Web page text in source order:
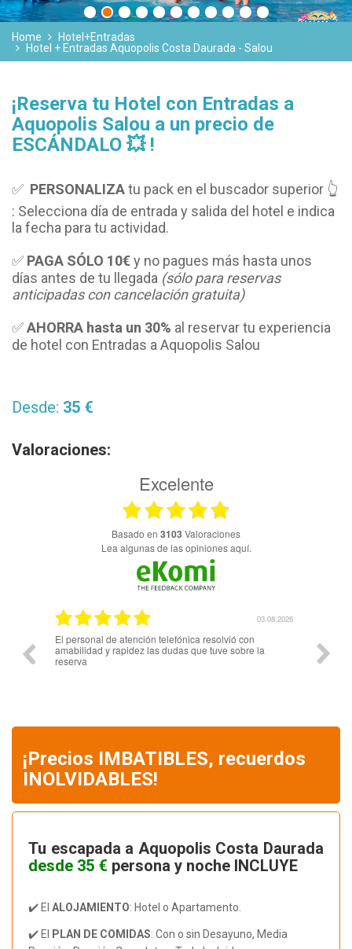
Home
Hotel+Entradas
Hotel + Entradas Aquopolis Costa Daurada - Salou
¡Reserva tu Hotel con Entradas a
Aquopolis Salou a un precio de
ESCÁNDALO 💥 !
✅ PERSONALIZAtu pack en el buscador superior 👆
: Selecciona día de entrada y salida del hotel e indica
la fecha para tu actividad.
✅ PAGA SÓLO 10€ y no pagues más hasta unos
días antes de tu llegada (sólo para reservas
anticipadas con cancelación gratuita)
✅AHORRA hasta un 30% al reservar tu experiencia
de hotel con Entradas a Aquopolis Salou
Desde: 35 €
Valoraciones:
Excelente
basado en 3103 Valoraciones
Lea algunas de las opiniones aquí.
03.08.2026
El personal de atención telefónica resolvió con
amabilidad y rapidez las dudas que tuve sobre la
reserva
¡Precios IMBATIBLES, recuerdos
INOLVIDABLES!
Tu escapada a Aquopolis Costa Daurada
desde 35 € persona y noche INCLUYE
✔️ El ALOJAMIENTO: Hotel o Apartamento.
✔️ El PLAN DE COMIDAS: Con o sin Desayuno, Media